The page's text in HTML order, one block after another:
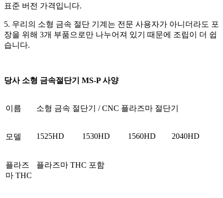
표준 버전 가격입니다.
5. 우리의 소형 금속 절단 기계는 전문 사용자가 아니더라도 포
장을 위해 3개 부품으로만 나누어져 있기 때문에 조립이 더 쉽
습니다.
당사 소형 금속절단기 MS-P 사양
이름 소형 금속 절단기 / CNC 플라즈마 절단기
모델 1525HD 1530HD 1560HD 2040HD
플라즈
마 THC
플라즈마 THC 포함